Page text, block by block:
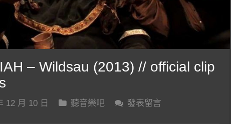
– Wildsau (2013) // official clip
12 月 10 日 聽音樂吧
發表留言